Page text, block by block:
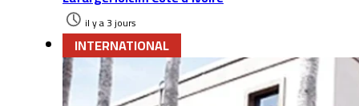
il y a 3 jours
INTERNATIONAL